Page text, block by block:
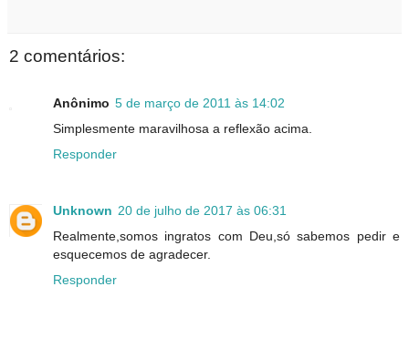
2 comentários:
Anônimo 5 de março de 2011 às 14:02
Simplesmente maravilhosa a reflexão acima.
Responder
Unknown 20 de julho de 2017 às 06:31
Realmente,somos ingratos com Deu,só sabemos pedir e
esquecemos de agradecer.
Responder